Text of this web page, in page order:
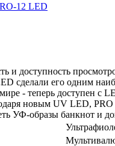
12 LED
и доступность
сделали его одним
- теперь доступен с
новым UV LED, PRO
УФ-образы банкнот и